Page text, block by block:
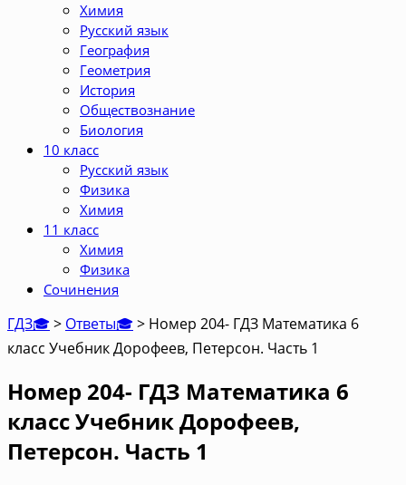
Химия
Русский язык
География
Геометрия
История
Обществознание
Биология
10 класс
Русский язык
Физика
Химия
11 класс
Химия
Физика
Сочинения
ГДЗ🎓> Ответы🎓> Номер 204- ГДЗ Математика 6
класс Учебник Дорофеев, Петерсон. Часть 1
Номер 204- ГДЗ Математика 6
класс Учебник Дорофеев,
Петерсон. Часть 1